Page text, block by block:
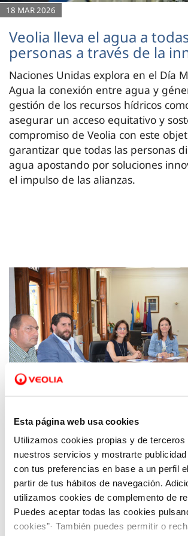
Esta página web usa cookies
Utilizamos cookies propias y de terceros
nuestros servicios y mostrarte
con tus preferencias en base a un perfil
partir de tus hábitos de navegación.
utilizamos cookies de complemento de
Puedes aceptar todas las cookies
cookies”· También puedes permitir o
18 MAR 2026
Veolia lleva el agua a
personas a través de la
Naciones Unidas explora en el Día
Agua la conexión entre agua y
gestión de los recursos hídricos
asegurar un acceso equitativo y
compromiso de Veolia con este
garantizar que todas las personas
agua apostando por soluciones
el impulso de las alianzas.
08 MAY 2019
El Ayuntamiento de Águilas e
renuevan el convenio del Bono
Agua